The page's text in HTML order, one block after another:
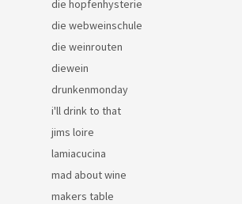
die hopfenhysterie
die webweinschule
die weinrouten
diewein
drunkenmonday
i'll drink to that
jims loire
lamiacucina
mad about wine
makers table